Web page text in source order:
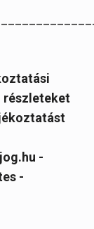
részleteket
-
-